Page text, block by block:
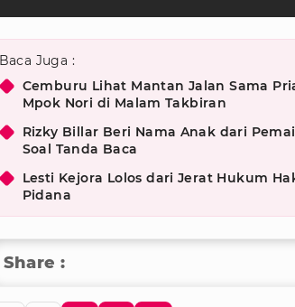
Baca Juga :
Cemburu Lihat Mantan Jalan Sama
Mpok Nori di Malam Takbiran
Rizky Billar Beri Nama Anak dari
Soal Tanda Baca
Lesti Kejora Lolos dari Jerat Hukum
Pidana
Share :